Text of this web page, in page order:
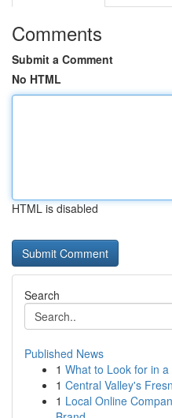
Comments
Submit a Comment
No HTML
HTML is disabled
Search
Published News
1 What to Look for in
1 Central Valley's
1 Local Online